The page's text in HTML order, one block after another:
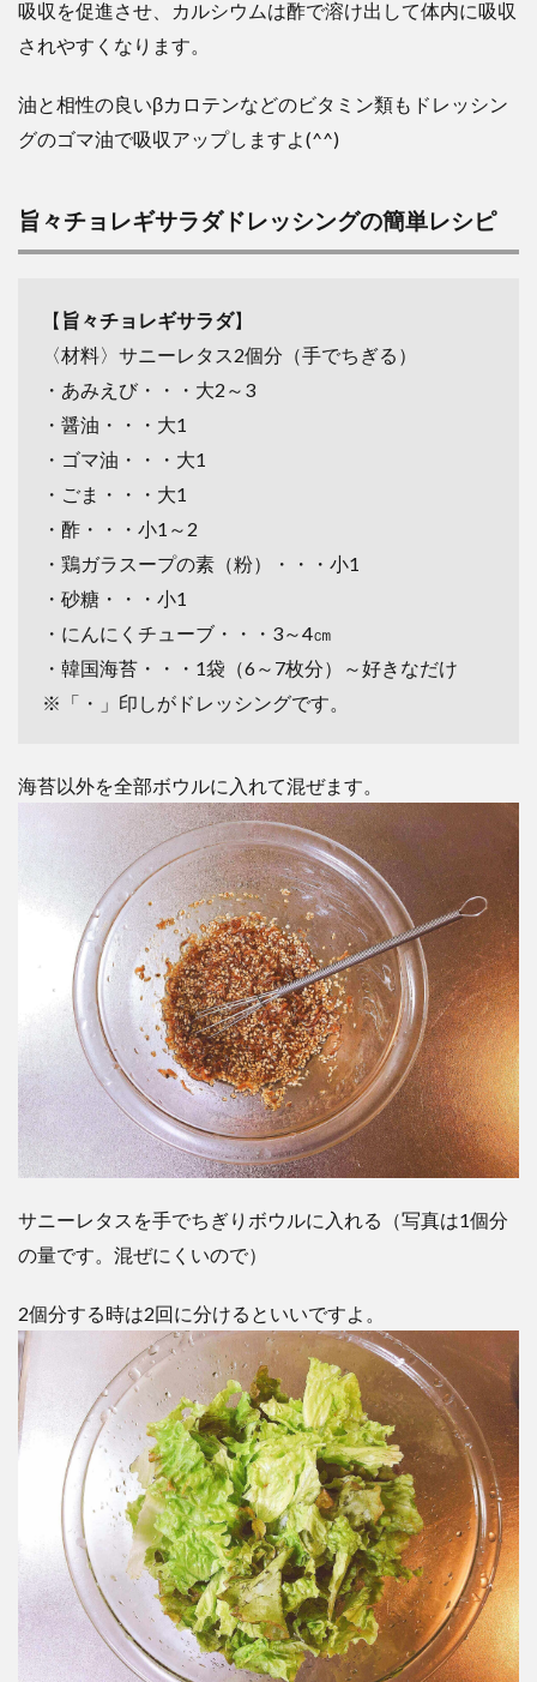
吸収を促進させ、カルシウムは酢で溶け出して体内に吸収
されやすくなります。
油と相性の良いβカロテンなどのビタミン類もドレッシン
グのゴマ油で吸収アップしますよ(^^)
旨々チョレギサラダドレッシングの簡単レシピ
【 旨々チョレギサラダ】
〈材料〉サニーレタス2個分（手でちぎる）
・あみえび・・・大2～3
・醤油・・・大1
・ゴマ油・・・大1
・ごま・・・大1
・酢・・・小1～2
・鶏ガラスープの素（粉）・・・小1
・砂糖・・・小1
・にんにくチューブ・・・3～4㎝
・韓国海苔・・・1袋（6～7枚分）～好きなだけ
※「・」印しがドレッシングです。
海苔以外を全部ボウルに入れて混ぜます。
サニーレタスを手でちぎりボウルに入れる（写真は1個分
の量です。混ぜにくいので）
2個分する時は2回に分けるといいですよ。